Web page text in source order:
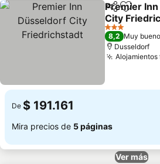
Compartir
Premier
City
3 Estrellas
8,2 Muy bueno
Dusseldorf
Alojamientos
De $ 191.161
Mira precios de 5 páginas
Ver más